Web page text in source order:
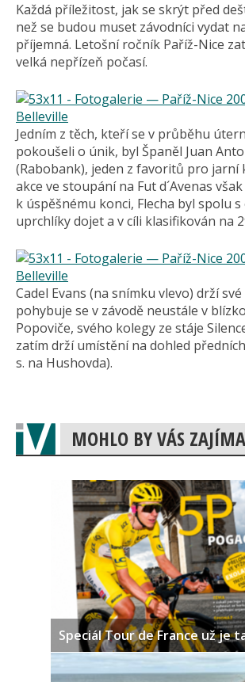
Každá příležitost, jak se skrýt před
než se budou muset závodníci vydat
příjemná. Letošní ročník Paříž-Nice
velká nepřízeň počasí.
Jedním z těch, kteří se v průběhu
pokoušeli o únik, byl Španěl Juan
(Rabobank), jeden z favoritů pro jarní
akce ve stoupání na Fut d´Avenas
k úspěšnému konci, Flecha byl spolu
uprchlíky dojet a v cíli klasifikován na
Cadel Evans (na snímku vlevo) drží
pohybuje se v závodě neustále v
Popoviče, svého kolegy ze stáje
zatím drží umístění na dohled
s. na Hushovda).
MOHLO BY VÁS
Speciál Tour de France už je